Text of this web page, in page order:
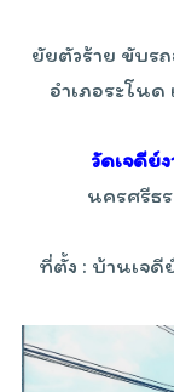
ยัยตัวร้าย ขับร
อำเภอระโน
วัดเจดีย์
นครศรีธ
ที่ตั้ง : บ้านเจดี